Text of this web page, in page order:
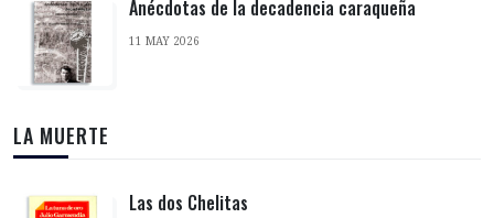
Anécdotas de la decadencia caraqueña
11 MAY 2026
LA MUERTE
Las dos Chelitas